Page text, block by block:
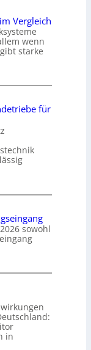
Vergleich
wenn
starke
für
sowohl
in